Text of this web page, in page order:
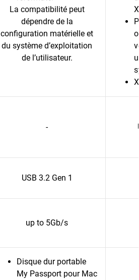
La compatibilité peut
dépendre de la
configuration matérielle et
du système d’exploitation
de l’utilisateur.
-
USB 3.2 Gen 1
up to 5Gb/s
Disque dur portable
My Passport pour Mac